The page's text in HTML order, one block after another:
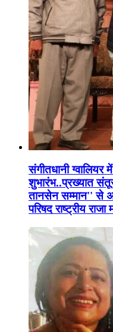
संगीतधानी
शुभारंभ..प्रख्यात
तानसेन सम्मान'' से
परिषद राष्ट्रीय